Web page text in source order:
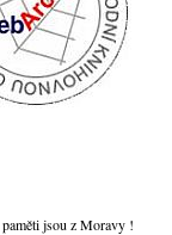
jsou z Moravy !